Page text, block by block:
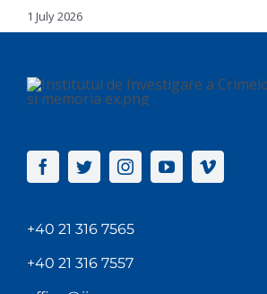
1 July 2026
+40 21 316 7565
+40 21 316 7557